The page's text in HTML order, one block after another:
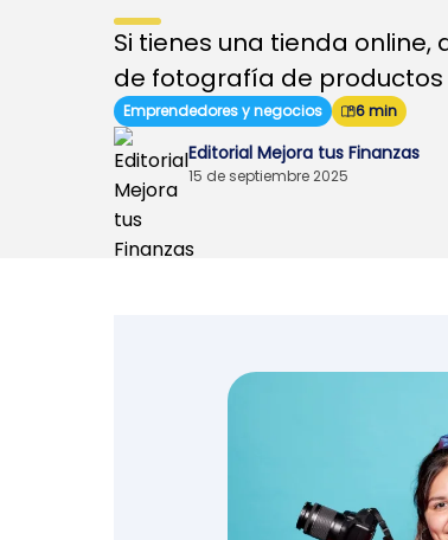
Créditos y
préstamos
Emprendedores y
Envíos de dinero
Si tienes una tienda
de fotografía de
Emprendedores y negocios 6 min
Editorial Mejora tus Finanzas
15 de septiembre 2025